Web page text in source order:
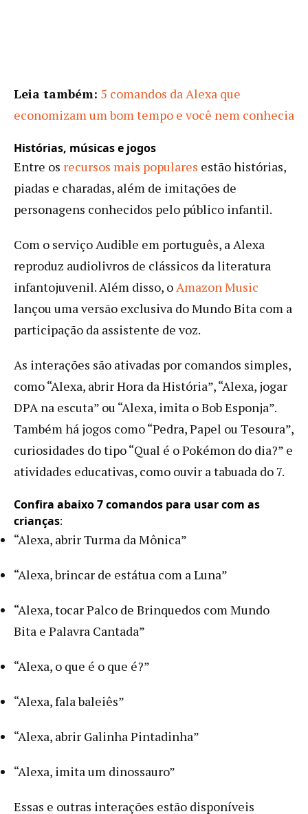
Leia também: 5 comandos da Alexa que
economizam um bom tempo e você nem conhecia
Histórias, músicas e jogos
Entre os recursos mais populares estão histórias,
piadas e charadas, além de imitações de
personagens conhecidos pelo público infantil.
Com o serviço Audible em português, a Alexa
reproduz audiolivros de clássicos da literatura
infantojuvenil. Além disso, oAmazon Music
lançou uma versão exclusiva do Mundo Bita com a
participação da assistente de voz.
As interações são ativadas por comandos simples,
como “Alexa, abrir Hora da História”, “Alexa, jogar
DPA na escuta” ou “Alexa, imita o Bob Esponja”.
Também há jogos como “Pedra, Papel ou Tesoura”,
curiosidades do tipo “Qual é o Pokémon do dia?” e
atividades educativas, como ouvir a tabuada do 7.
Confira abaixo 7 comandos para usar com as
crianças:
“Alexa, abrir Turma da Mônica”
“Alexa, brincar de estátua com a Luna”
“Alexa, tocar Palco de Brinquedos com Mundo
Bita e Palavra Cantada”
“Alexa, o que é o que é?”
“Alexa, fala baleiês”
“Alexa, abrir Galinha Pintadinha”
“Alexa, imita um dinossauro”
Essas e outras interações estão disponíveis